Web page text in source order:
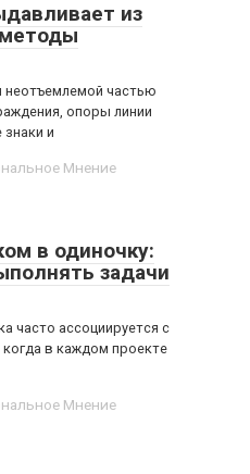
из
частью
опоры линии
и
Мнение
в одиночку:
задачи
часто ассоциируется с
в каждом проекте
Мнение